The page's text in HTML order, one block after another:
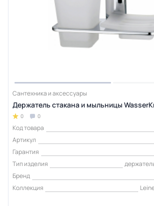
Сантехника и аксессуары
Держатель стакана и мыльницы
0 0
Код товара
Артикул
Гарантия
Тип изделия
Бренд
Коллекция